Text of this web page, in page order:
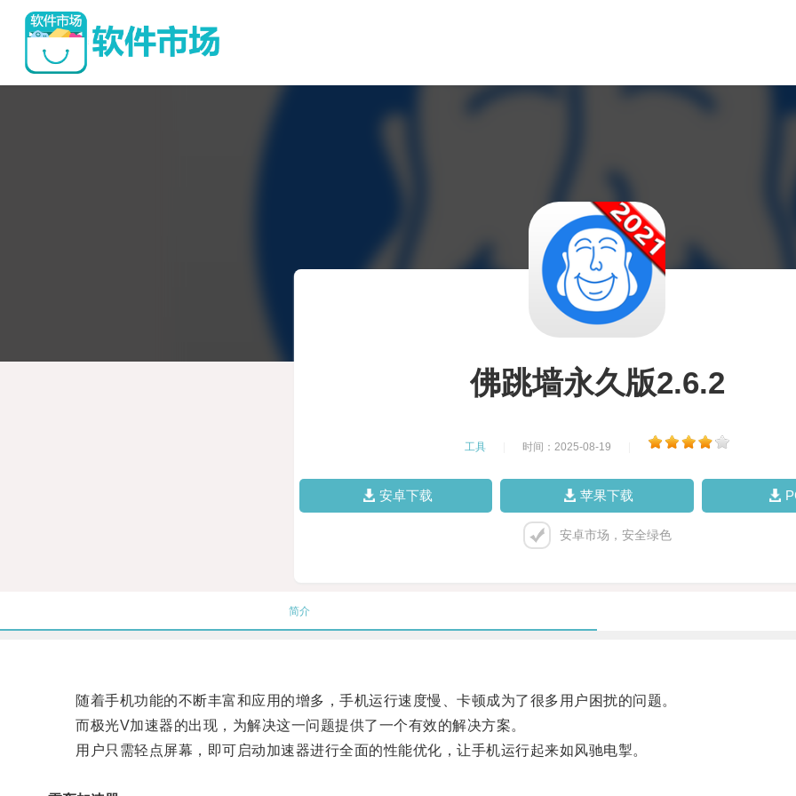
佛跳墙永久版2.6.2
工具 时间：2025-08-19
安卓下载 苹果下载
安卓市场，安全绿色
简介
随着手机功能的不断丰富和应用的增多，手机运行速度慢、卡顿成为了很多用户困扰的问题。
而极光V加速器的出现，为解决这一问题提供了一个有效的解决方案。
用户只需轻点屏幕，即可启动加速器进行全面的性能优化，让手机运行起来如风驰电掣。